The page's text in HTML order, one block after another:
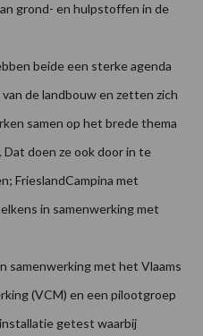
grond- en hulpstoffen in de
beide een sterke agenda
de landbouw en zetten zich
samen op het brede thema
Dat doen ze ook door in te
FrieslandCampina met
in samenwerking met
samenwerking met het Vlaams
(VCM) en een pilootgroep
getest waarbij